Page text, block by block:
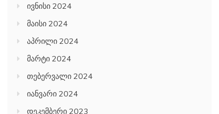
ივნისი 2024
მაისი 2024
აპრილი 2024
მარტი 2024
თებერვალი 2024
იანვარი 2024
დეკემბერი 2023